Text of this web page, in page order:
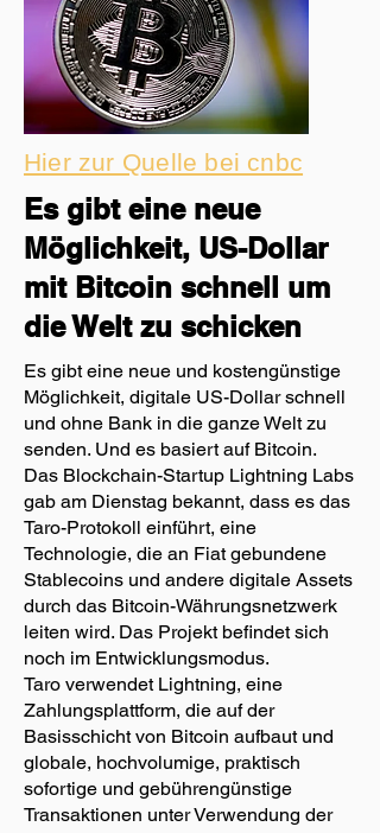
Hier zur Quelle bei cnbc
Es gibt eine neue
Möglichkeit, US-Dollar
mit Bitcoin schnell um
die Welt zu schicken
Es gibt eine neue und kostengünstige
Möglichkeit, digitale US-Dollar schnell
und ohne Bank in die ganze Welt zu
senden. Und es basiert auf Bitcoin.
Das Blockchain-Startup Lightning Labs
gab am Dienstag bekannt, dass es das
Taro-Protokoll einführt, eine
Technologie, die an Fiat gebundene
Stablecoins und andere digitale Assets
durch das Bitcoin-Währungsnetzwerk
leiten wird. Das Projekt befindet sich
noch im Entwicklungsmodus.
Taro verwendet Lightning, eine
Zahlungsplattform, die auf der
Basisschicht von Bitcoin aufbaut und
globale, hochvolumige, praktisch
sofortige und gebührengünstige
Transaktionen unter Verwendung der